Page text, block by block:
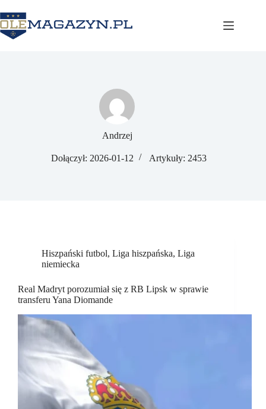
do
treści
Andrzej
Dołączył: 2026-01-12 Artykuły: 2453
Hiszpański futbol, Liga hiszpańska, Liga
niemiecka
Real Madryt porozumiał się z RB Lipsk w sprawie
transferu Yana Diomande